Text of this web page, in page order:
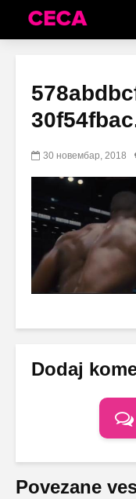
30 новембар, 2018
Dodaj
Povezane